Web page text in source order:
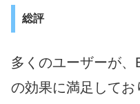
総評
多くのユーザーが
の効果に満足してお